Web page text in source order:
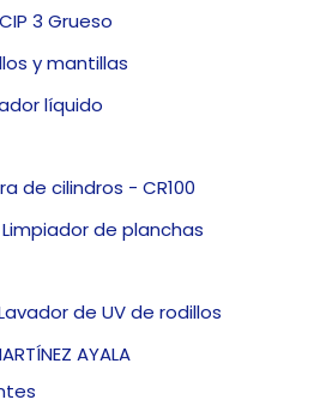
3 Grueso
y mantillas
líquido
de cilindros - CR100
de planchas
Lavador de UV de rodillos
AYALA